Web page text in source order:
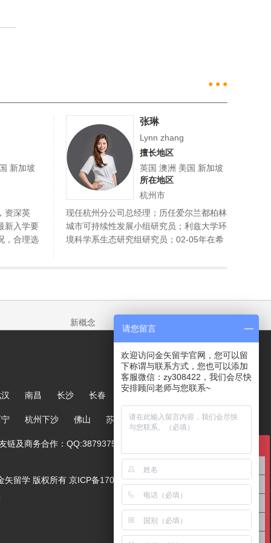
● ● ●
新加坡
资深英
新入学要
，合理选
张琳
Lynn zhang
擅长地区
英国 澳洲 美国 新加坡
所在地区
杭州市
现任杭州分公司总经理；历任爱尔兰都柏林
城市可持续性发展小组研究员；利兹大学环
境科学系生态研究组研究员；02-05年在希
新概念
南昌 长沙 长春 哈尔滨 大连 郑州
杭州下沙 佛山 苏州
商务合作：QQ:387937567
矢留学 版权所有 京ICP备17005244号-1
澳洲留学咨询
美国留学咨询
请您留言
欢迎访问金矢留学官网，您可以留
下称谓与联系方式，您也可以添加
客服微信：zy308422，我们会尽快
安排顾问老师与您联系~